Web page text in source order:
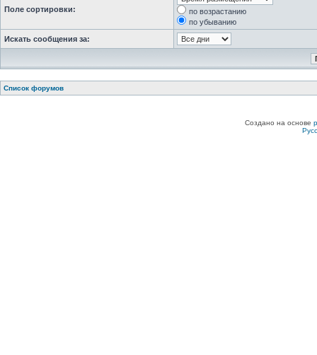
Поле сортировки:
по возрастанию
по убыванию
Искать сообщения за:
Список форумов
Создано на основе